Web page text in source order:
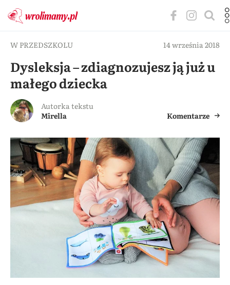
W PRZEDSZKOLU 14 września 2018
Dysleksja – zdiagnozujesz ją już u
małego dziecka
Autorka tekstu
Mirella
Komentarze